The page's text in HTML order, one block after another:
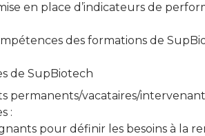
en place d’indicateurs de
des formations de
de SupBiotech
permanents/vacataires/
:
pour définir les besoins à la